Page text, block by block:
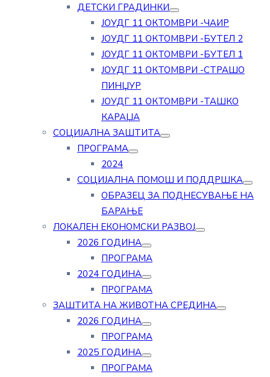
ДЕТСКИ ГРАДИНКИ
ЈОУДГ 11 ОКТОМВРИ -ЧАИР
ЈОУДГ 11 ОКТОМВРИ -БУТЕЛ 2
ЈОУДГ 11 ОКТОМВРИ -БУТЕЛ 1
ЈОУДГ 11 ОКТОМВРИ -СТРАШО
ПИНЏУР
ЈОУДГ 11 ОКТОМВРИ -ТАШКО
КАРАЏА
СОЦИЈАЛНА ЗАШТИТА
ПРОГРАМА
2024
СОЦИЈАЛНА ПОМОШ И ПОДДРШКА
ОБРАЗЕЦ ЗА ПОДНЕСУВАЊЕ НА
БАРАЊЕ
ЛОКАЛЕН ЕКОНОМСКИ РАЗВОЈ
2026 ГОДИНА
ПРОГРАМА
2024 ГОДИНА
ПРОГРАМА
ЗАШТИТА НА ЖИВОТНА СРЕДИНА
2026 ГОДИНА
ПРОГРАМА
2025 ГОДИНА
ПРОГРАМА